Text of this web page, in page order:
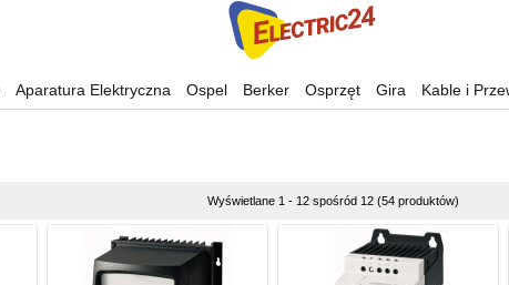
Aparatura Elektryczna Ospel Berker Osprzęt Gira Kable i
Wyświetlane 1 - 12 spośród 12 (54 produktów)